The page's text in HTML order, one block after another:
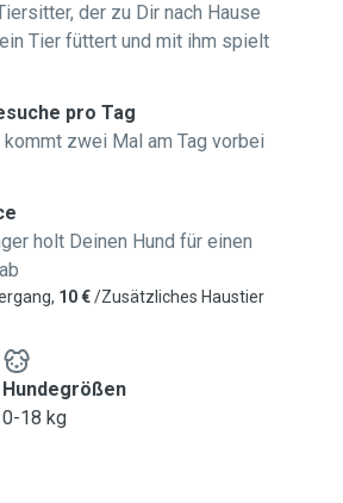
der zu Dir nach Hause
Tier füttert und mit ihm spielt
pro Tag
zwei Mal am Tag vorbei
holt Deinen Hund für einen
10 €/Zusätzliches Haustier
Hundegrößen
0-18 kg